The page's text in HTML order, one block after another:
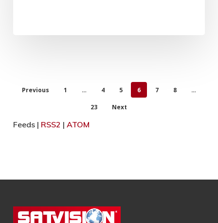
Previous 1 … 4 5 6 7 8 …
23 Next
Feeds | RSS2 | ATOM